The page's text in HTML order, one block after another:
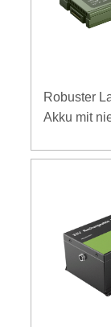
Robuster
Akku mit